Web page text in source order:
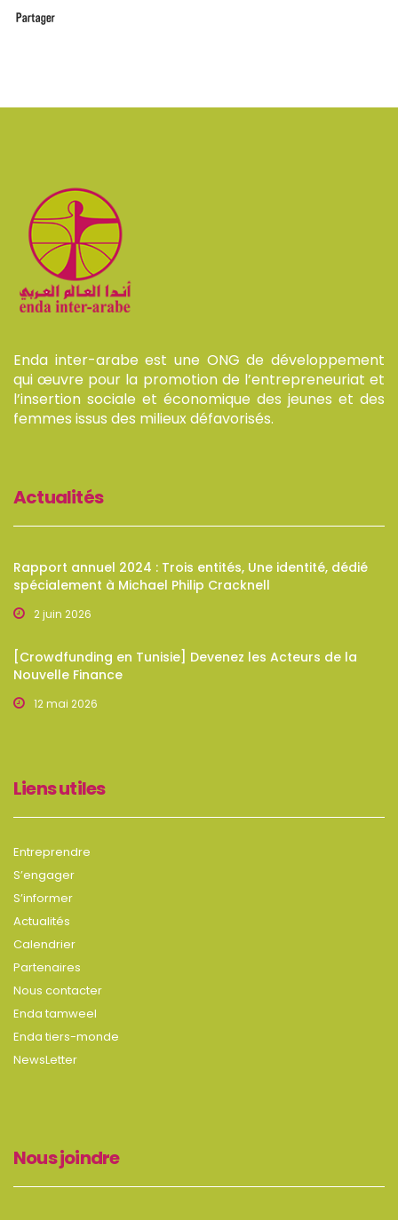
Enda inter-arabe est une ONG de développement
qui œuvre pour la promotion de l’entrepreneuriat et
l’insertion sociale et économique des jeunes et des
femmes issus des milieux défavorisés.
Actualités
Rapport annuel 2024 : Trois entités, Une identité, dédié
spécialement à Michael Philip Cracknell
2 juin 2026
[Crowdfunding en Tunisie] Devenez les Acteurs de la
Nouvelle Finance
12 mai 2026
Liens utiles
Entreprendre
S’engager
S’informer
Actualités
Calendrier
Partenaires
Nous contacter
Enda tamweel
Enda tiers-monde
NewsLetter
Nous joindre